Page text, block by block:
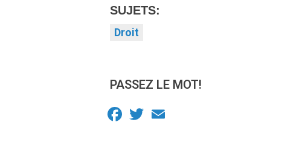
SUJETS:
Droit
PASSEZ LE MOT!
Facebook
Twitter